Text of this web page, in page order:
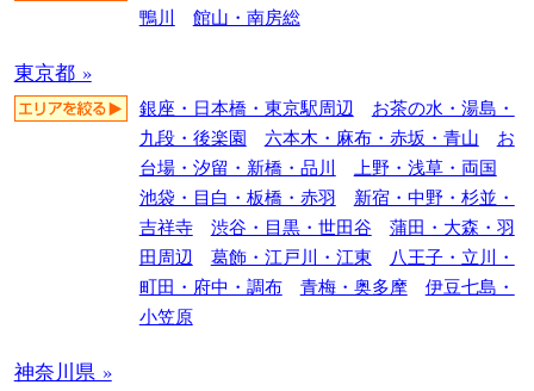
鴨川
館山・南房総
東京都 »
銀座・日本橋・東京駅周辺
お茶の水・湯島・
九段・後楽園
六本木・麻布・赤坂・青山
お
台場・汐留・新橋・品川
上野・浅草・両国
池袋・目白・板橋・赤羽
新宿・中野・杉並・
吉祥寺
渋谷・目黒・世田谷
蒲田・大森・羽
田周辺
葛飾・江戸川・江東
八王子・立川・
町田・府中・調布
青梅・奥多摩
伊豆七島・
小笠原
神奈川県 »